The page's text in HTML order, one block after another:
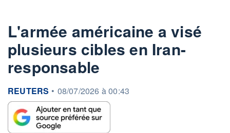
L'armée américaine a visé
plusieurs cibles en Iran-
responsable
information fournie par
REUTERS • 08/07/2026 à 00:43